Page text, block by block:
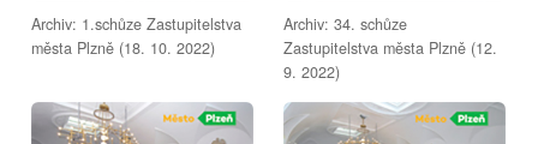
Archiv: 1.schůze Zastupitelstva
města Plzně (18. 10. 2022)
Archiv: 34. schůze
Zastupitelstva města Plzně (12.
9. 2022)